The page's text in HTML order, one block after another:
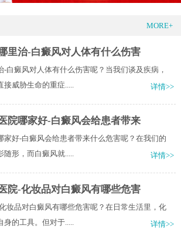
MORE+
里治-白癜风对人体有什么伤害
-白癜风对人体有什么伤害呢？当我们谈及疾病，
接威胁生命的重症.....
详情>>
院哪家好-白癜风会给患者带来
家好-白癜风会给患者带来什么危害呢？在我们的
随形，而白癜风就.....
详情>>
院-化妆品对白癜风有哪些危害
妆品对白癜风有哪些危害呢？在日常生活里，化
身的工具。但对于.....
详情>>